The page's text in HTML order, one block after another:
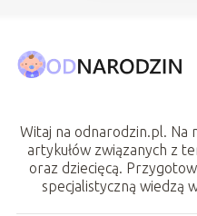
Witaj na odnarodzin.pl. Na
artykułów związanych z
oraz dziecięcą.
specjalistyczną wiedzą